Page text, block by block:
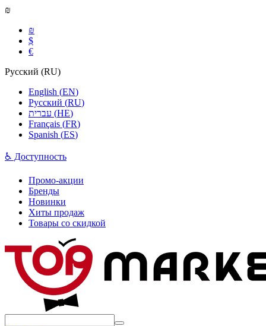
₪
₪
$
€
Русский (RU)
English (EN)
Русский (RU)
(HE)
Français (FR)
Spanish (ES)
♿ Доступность
Промо-акции
Бренды
Новинки
Хиты продаж
Товары со скидкой